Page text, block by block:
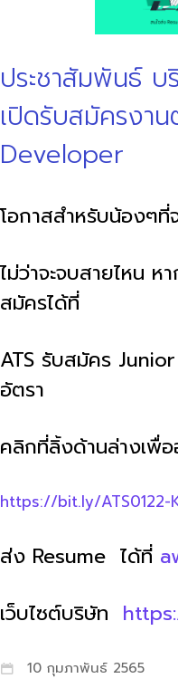
ประชาสัมพันธ์
เปิดรับสมัครงา
Developer
โอกาสสำหรับน้องๆที่
ไม่ว่าจะจบสายไหน ห
สมัครได้ที่
ATS รับสมัคร
อัตรา
คลิกที่ลิ้งด้านล่างเพื่อ
https://bit.ly/ATS0122-
ส่ง Resume ได้ที่
เว็บไซต์บริษัท
10 กุมภาพันธ์ 2565